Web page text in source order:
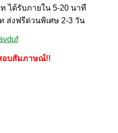
ได้รับภายใน 5-20 นาที
ส่งฟรีด่วนพิเศษ 2-3 วัน
อบสัมภาษณ์!!